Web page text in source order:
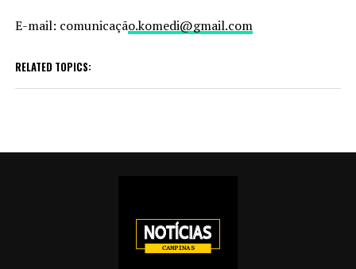
E-mail: comunicação.komedi@gmail.com
RELATED TOPICS: